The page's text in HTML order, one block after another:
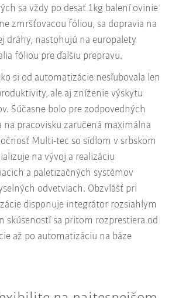
sa vždy po desať 1kg balení ovinie
zmršťovacou fóliou, sa dopravia na
dráhy, nastohujú na europalety
fóliou pre ďalšiu prepravu.
si od automatizácie nesľubovala len
ale aj zníženie výskytu
Súčasne bolo pre zodpovedných
na pracovisku zaručená maximálna
Multi-tec so sídlom v srbskom
na vývoj a realizáciu
a paletizačných systémov
odvetviach. Obzvlášť pri
disponuje integrátor rozsiahlym
skúseností sa pritom rozprestiera od
až po automatizáciu na báze